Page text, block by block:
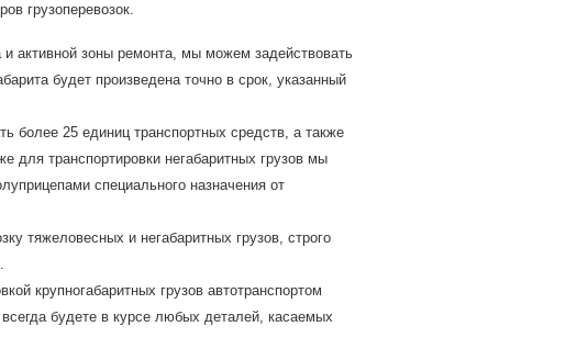
грузоперевозок.
активной зоны ремонта, мы можем задействовать
будет произведена точно в срок, указанный
более 25 единиц транспортных средств, а также
для транспортировки негабаритных грузов мы
специального назначения от
тяжеловесных и негабаритных грузов, строго
крупногабаритных грузов автотранспортом
будете в курсе любых деталей, касаемых